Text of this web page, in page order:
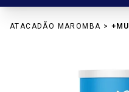
ATACADÃO MAROMBA > +MU